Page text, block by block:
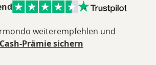
weiterempfehlen und
Cash-Prämie sichern